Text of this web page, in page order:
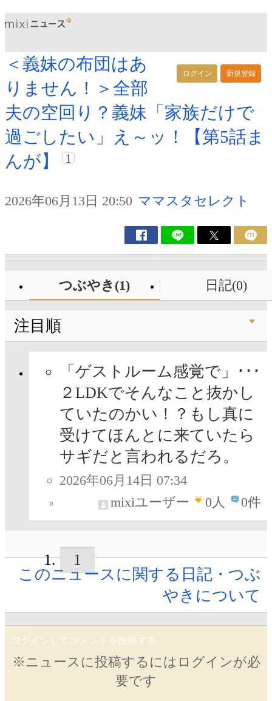
ログイン 新規登録
＜義妹の布団はあ
りません！＞全部
夫の空回り？義妹「家族だけで
過ごしたい」え～ッ！【第5話ま
んが】
1
2026年06月13日 20:50 ママスタセレクト
つぶやき(1) 日記(0)
注目順
「ゲストルーム感覚で」･･･
２LDKでそんなこと抜かし
ていたのかい！？もし真に
受けてほんとに来ていたら
サギだと言われるだろ。
2026年06月14日 07:34
mixiユーザー
0人 0件
1
このニュースに関する日記・つぶ
やきについて
ログインしてコメントを投稿する
※ニュースに投稿するにはログインが必
要です